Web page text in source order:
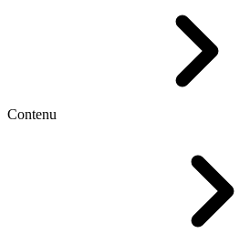
Contenu